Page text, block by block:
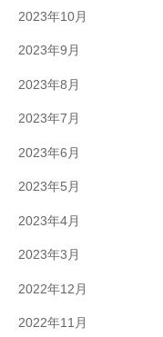
2023年10月
2023年9月
2023年8月
2023年7月
2023年6月
2023年5月
2023年4月
2023年3月
2022年12月
2022年11月